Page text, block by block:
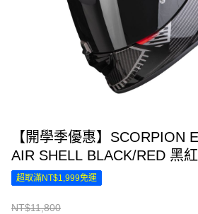
【開學季優惠】SCORPION
AIR SHELL BLACK/RED 黑
超取滿NT$1,999免運
NT$11,800